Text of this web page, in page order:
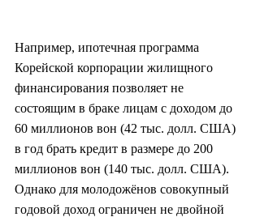
Например, ипотечная программа
Корейской корпорации жилищного
финансирования позволяет не
состоящим в браке лицам с доходом до
60 миллионов вон (42 тыс. долл. США)
в год брать кредит в размере до 200
миллионов вон (140 тыс. долл. США).
Однако для молодожёнов совокупный
годовой доход ограничен не двойной